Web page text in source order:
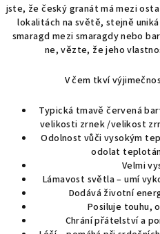
jste, že český granát má mezi
lokalitách na světě, stejně
smaragd mezi smaragdy nebo
ne, vězte, že jeho
V čem tkví
Typická tmavě červená
velikosti zrnek /velikost
Odolnost vůči vysokým
odolat
Velmi
Lámavost světla – umí
Dodává životní
Posiluje touhu,
Chrání přátelství a